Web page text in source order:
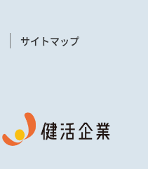
サイトマップ